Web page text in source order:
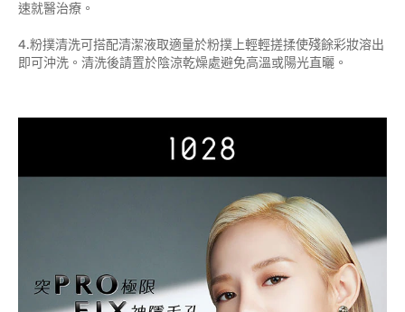
速就醫治療。
4.粉撲清洗可搭配清潔液取適量於粉撲上輕輕搓揉使殘餘彩妝溶出
即可沖洗。清洗後請置於陰涼乾燥處避免高溫或陽光直曬。